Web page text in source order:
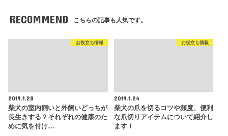
RECOMMEND こちらの記事も人気です。
お役立ち情報
2019.1.28
柴犬の室内飼いと外飼いどっちが
長生きする？それぞれの健康のた
めに気を付け…
お役立ち情報
2019.1.24
柴犬の爪を切るコツや頻度、便利
な爪切りアイテムについて紹介し
ます！